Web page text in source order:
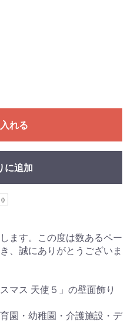
れる
に追加
ます。この度は数あるペー
、誠にありがとうございま
マス 天使５」の壁面飾り
園・幼稚園・介護施設・デ